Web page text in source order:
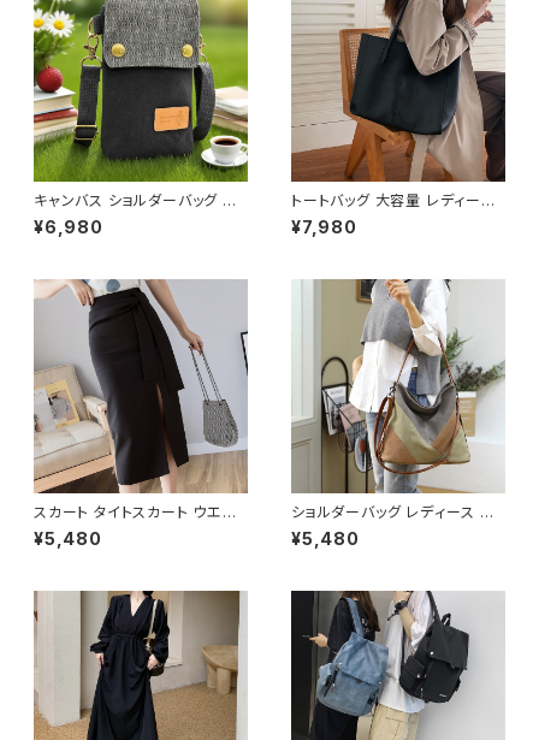
キャンバス ショルダーバッグ ス
マホポーチ ミニバッグ レディー
ス メンズ 斜めがけ カジュアル
め バッグ おしゃれ K-B0232
¥6,980
トートバッグ 大容量 レディース
フェイクレザー 無地 シンプル
バッグ A4対応 ママバッグ 通勤
¥7,980
スカート タイトスカート ウエス
トリボン スリット入り ミモレス
カート ミディアム スリット ひざ
¥5,480
ショルダーバッグ レディース バ
ッグ 春夏 秋冬 春 夏 秋 冬 トー
トバッグ バッグ 斜め掛け 肩掛け
けバッグ 肩掛けバッグ シンプル
ショルダー ハンドバッグ コーヒ
ー グレー デート 通勤バッグ オ
フィスカジュアル デイリー お出
かけ オフィス カジュアル OL 上
品 大人 10代 20代 30代 40代
K-B0040
¥5,480